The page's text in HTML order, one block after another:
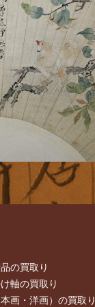
の買取り
軸の買取り
画・洋画）の買取り